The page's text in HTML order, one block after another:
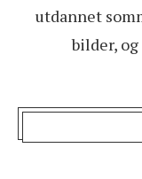
utdannet
bilder,